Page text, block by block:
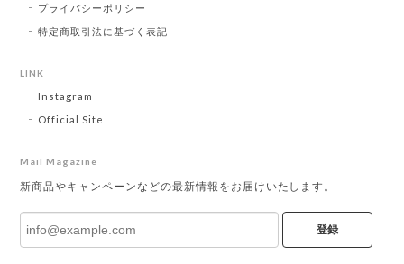
プライバシーポリシー
特定商取引法に基づく表記
LINK
Instagram
Official Site
Mail Magazine
新商品やキャンペーンなどの最新情報をお届けいたします。
登録